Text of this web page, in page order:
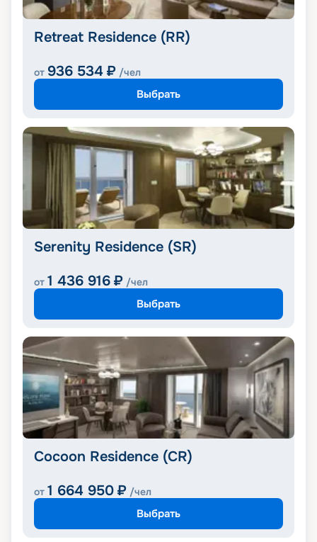
Retreat Residence (RR)
от 936 534 ₽ /чел
Выбрать
Serenity Residence (SR)
от 1 436 916 ₽ /чел
Выбрать
Cocoon Residence (CR)
от 1 664 950 ₽ /чел
Выбрать